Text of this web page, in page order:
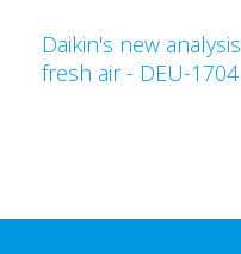
Daikin's new
fresh air - DEU-1704